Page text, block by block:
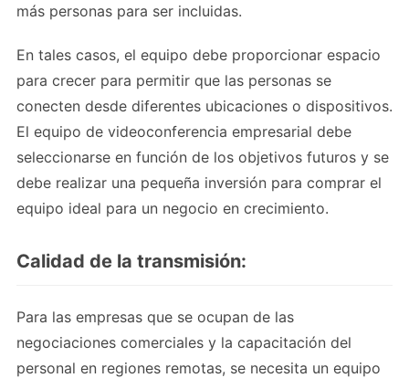
más personas para ser incluidas.
En tales casos, el equipo debe proporcionar espacio
para crecer para permitir que las personas se
conecten desde diferentes ubicaciones o dispositivos.
El equipo de videoconferencia empresarial debe
seleccionarse en función de los objetivos futuros y se
debe realizar una pequeña inversión para comprar el
equipo ideal para un negocio en crecimiento.
Calidad de la transmisión:
Para las empresas que se ocupan de las
negociaciones comerciales y la capacitación del
personal en regiones remotas, se necesita un equipo